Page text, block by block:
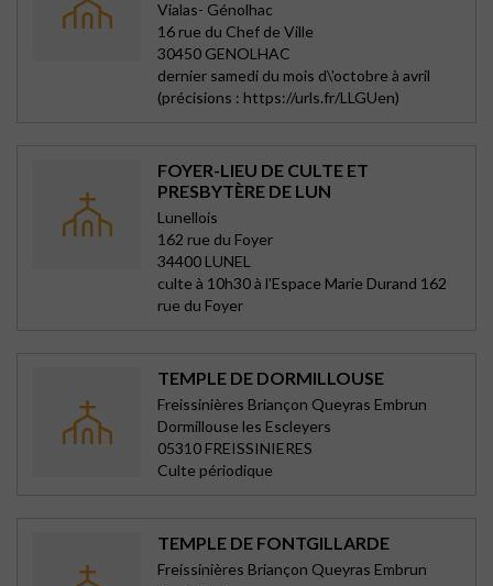
Vialas- Génolhac
16 rue du Chef de Ville
30450 GENOLHAC
dernier samedi du mois d\'octobre à avril
(précisions : https://urls.fr/LLGUen)
FOYER-LIEU DE CULTE ET
PRESBYTÈRE DE LUN
Lunellois
162 rue du Foyer
34400 LUNEL
culte à 10h30 à l'Espace Marie Durand 162
rue du Foyer
TEMPLE DE DORMILLOUSE
Freissinières Briançon Queyras Embrun
Dormillouse les Escleyers
05310 FREISSINIERES
Culte périodique
TEMPLE DE FONTGILLARDE
Freissinières Briançon Queyras Embrun